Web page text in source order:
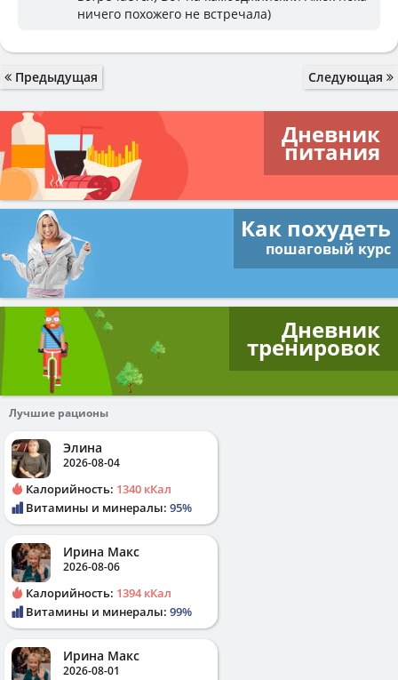
ничего похожего не встречала)
Предыдущая Следующая
Дневник
питания
Как похудеть
пошаговый курс
Дневник
тренировок
Лучшие рационы
Элина
2026-08-04
Калорийность: 1340 кКал
Витамины и минералы: 95%
Ирина Макс
2026-08-06
Калорийность: 1394 кКал
Витамины и минералы: 99%
Ирина Макс
2026-08-01